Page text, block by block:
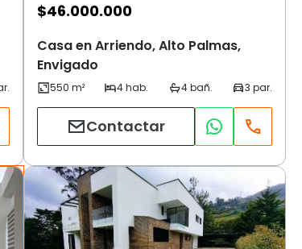
$46.000.000
Casa en Arriendo, Alto Palmas,
Envigado
Contactar